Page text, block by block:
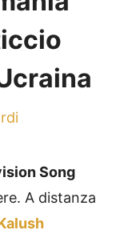
Song
A distanza